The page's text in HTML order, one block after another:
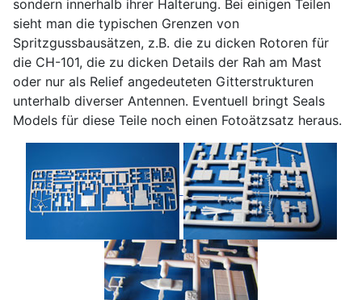
sondern innerhalb ihrer Halterung. Bei einigen Teilen
sieht man die typischen Grenzen von
Spritzgussbausätzen, z.B. die zu dicken Rotoren für
die CH-101, die zu dicken Details der Rah am Mast
oder nur als Relief angedeuteten Gitterstrukturen
unterhalb diverser Antennen. Eventuell bringt Seals
Models für diese Teile noch einen Fotoätzsatz heraus.